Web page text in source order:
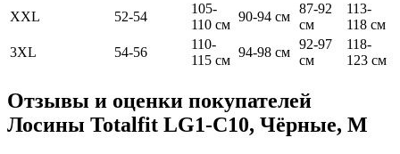
XXL
52-54
105-
110 см
90-94 см
87-92
см
113-
118 см
3XL
54-56
110-
115 см
94-98 см
92-97
см
118-
123 см
Отзывы и оценки покупателей
Лосины Totalfit LG1-C10, Чёрные, M